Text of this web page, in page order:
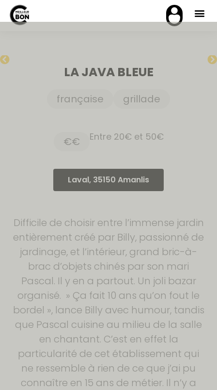
LA JAVA BLEUE
française grillade
€€ Entre 20€ et 50€
Laval, 35150 Amanlis
Difficile de choisir entre l’immense jardin
entièrement créé par Billy, passionné de
jardinage, et l’intérieur, grand bric-à-
brac d’objets chinés par son mari
Pascal. Il y en a partout. Un joli bazar
organisé. » Ça fait 10 ans qu’on fout le
bordel », lance Billy avec humour, tandis
que Pascal cuisine au milieu de la salle
en chantant. C’est en effet la
particularité de cet établissement qui
ne ressemble à rien de ce que j’ai pu
connaître en 15 ans de métier. Il n’y a